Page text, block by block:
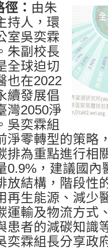
： 由朱
持人，環
室吳奕霖
朱副校長
全球迫切
也在2022
續發展倡
灣2050淨
吳奕霖組
淨零轉型的策略
排為重點進行相
0.9%，建議國內
放結構，階段性
再生能源、減少
運輸及物流方式
患者的減碳知識
奕霖組長分享政